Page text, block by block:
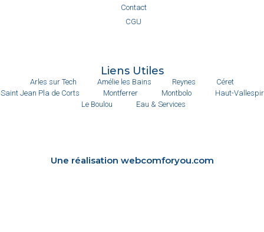
Contact
CGU
Liens Utiles
Arles sur Tech Amélie les Bains Reynes
Céret
Saint Jean Pla de Corts
Montferrer Montbolo
Haut-Vallespir
Le Boulou
Eau & Services
Une réalisation webcomforyou.com